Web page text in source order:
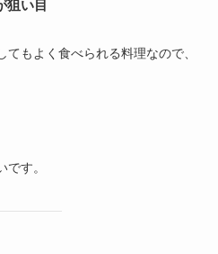
狙い目
もよく食べられる料理なので、
す。